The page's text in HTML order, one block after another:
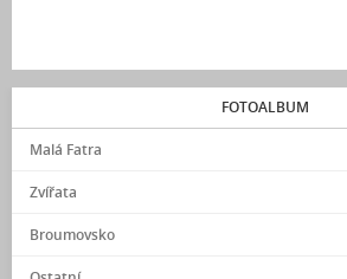
FOTOALBUM
Malá Fatra
Zvířata
Broumovsko